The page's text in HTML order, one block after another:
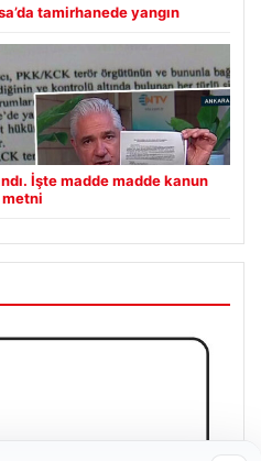
tamirhanede yangın
İşte madde madde kanun